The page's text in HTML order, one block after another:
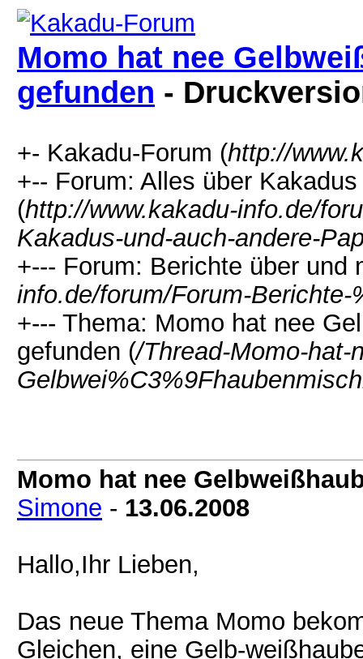
Momo hat nee
gefunden -
+- Kakadu-Forum (http://
+-- Forum: Alles über
(http://www.kakadu-info.de/
Kakadus-und-auch-andere-
+--- Forum: Berichte über und
info.de/forum/Forum-
+--- Thema: Momo hat nee
gefunden (/Thread-Momo-hat-
Momo hat nee
Simone - 13.06.2008
Hallo,Ihr Lieben,
Das neue Thema Momo
Gleichen, eine Gelb-